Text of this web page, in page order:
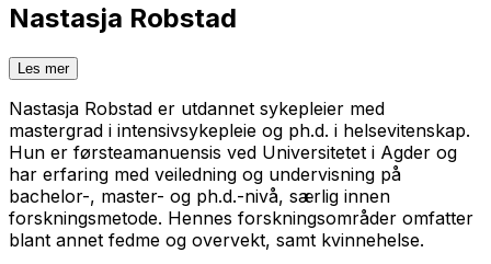
Nastasja Robstad
Les mer
Nastasja Robstad er utdannet sykepleier med
mastergrad i intensivsykepleie og ph.d. i helsevitenskap.
Hun er førsteamanuensis ved Universitetet i Agder og
har erfaring med veiledning og undervisning på
bachelor-, master- og ph.d.-nivå, særlig innen
forskningsmetode. Hennes forskningsområder omfatter
blant annet fedme og overvekt, samt kvinnehelse.